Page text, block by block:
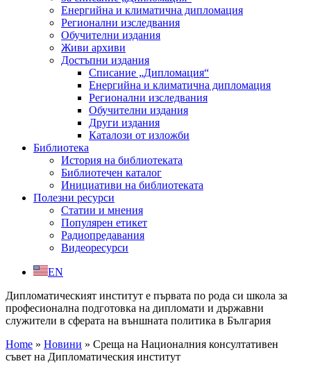
Енергийна и климатична дипломация
Регионални изследвания
Обучителни издания
Живи архиви
Достъпни издания
Списание „Дипломация“
Енергийна и климатична дипломация
Регионални изследвания
Обучителни издания
Други издания
Каталози от изложби
Библиотека
История на библиотеката
Библиотечен каталог
Инициативи на библиотеката
Полезни ресурси
Статии и мнения
Популярен етикет
Радиопредавания
Видеоресурси
EN
Дипломатическият институт е първата по рода си школа за
професионална подготовка на дипломати и държавни
служители в сферата на външната политика в България
Home » Новини » Среща на Националния консултативен
съвет на Дипломатическия институт